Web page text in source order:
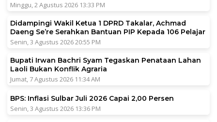
Minggu, 2 Agustus 2026 13:33 PM
Didampingi Wakil Ketua 1 DPRD Takalar, Achmad
Daeng Se’re Serahkan Bantuan PIP Kepada 106 Pelajar
Senin, 3 Agustus 2026 20:55 PM
Bupati Irwan Bachri Syam Tegaskan Penataan Lahan
Laoli Bukan Konflik Agraria
Jumat, 7 Agustus 2026 11:34 AM
BPS: Inflasi Sulbar Juli 2026 Capai 2,00 Persen
Senin, 3 Agustus 2026 13:36 PM